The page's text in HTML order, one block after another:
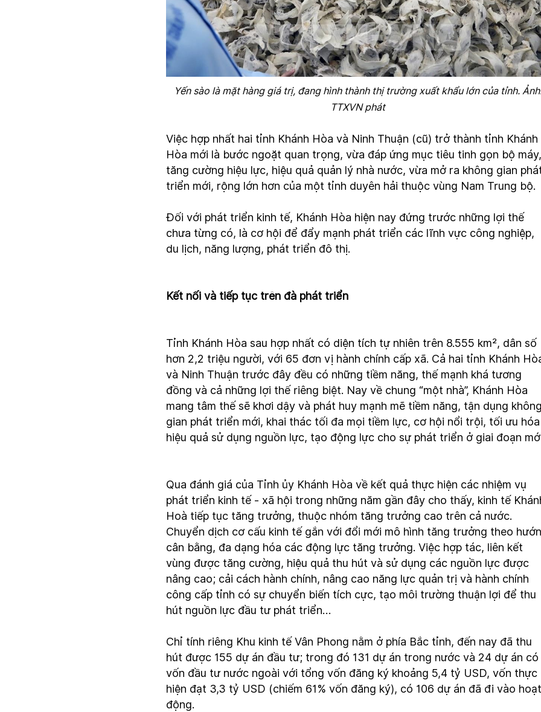
Yến sào là mặt hàng giá trị, đang hình thành thị trường xuất khẩu lớn của tỉnh.
TTXVN phát
Việc hợp nhất hai tỉnh Khánh Hòa và Ninh Thuận (cũ) trở thành tỉnh Khánh
Hòa mới là bước ngoặt quan trọng, vừa đáp ứng mục tiêu tinh gọn bộ máy,
tăng cường hiệu lực, hiệu quả quản lý nhà nước, vừa mở ra không gian
triển mới, rộng lớn hơn của một tỉnh duyên hải thuộc vùng Nam Trung bộ.
Đối với phát triển kinh tế, Khánh Hòa hiện nay đứng trước những lợi thế
chưa từng có, là cơ hội để đẩy mạnh phát triển các lĩnh vực công nghiệp,
du lịch, năng lượng, phát triển đô thị.
Kết nối và tiếp tục trên đà phát triển
Tỉnh Khánh Hòa sau hợp nhất có diện tích tự nhiên trên 8.555 km², dân số
hơn 2,2 triệu người, với 65 đơn vị hành chính cấp xã. Cả hai tỉnh Khánh
và Ninh Thuận trước đây đều có những tiềm năng, thế mạnh khá tương
đồng và cả những lợi thế riêng biệt. Nay về chung “một nhà”, Khánh Hòa
mang tâm thế sẽ khơi dậy và phát huy mạnh mẽ tiềm năng, tận dụng không
gian phát triển mới, khai thác tối đa mọi tiềm lực, cơ hội nổi trội, tối ưu hóa
hiệu quả sử dụng nguồn lực, tạo động lực cho sự phát triển ở giai đoạn
Qua đánh giá của Tỉnh ủy Khánh Hòa về kết quả thực hiện các nhiệm vụ
phát triển kinh tế - xã hội trong những năm gần đây cho thấy, kinh tế
Hoà tiếp tục tăng trưởng, thuộc nhóm tăng trưởng cao trên cả nước.
Chuyển dịch cơ cấu kinh tế gắn với đổi mới mô hình tăng trưởng theo
cân bằng, đa dạng hóa các động lực tăng trưởng. Việc hợp tác, liên kết
vùng được tăng cường, hiệu quả thu hút và sử dụng các nguồn lực được
nâng cao; cải cách hành chính, nâng cao năng lực quản trị và hành chính
công cấp tỉnh có sự chuyển biến tích cực, tạo môi trường thuận lợi để thu
hút nguồn lực đầu tư phát triển…
Chỉ tính riêng Khu kinh tế Vân Phong nằm ở phía Bắc tỉnh, đến nay đã thu
hút được 155 dự án đầu tư; trong đó 131 dự án trong nước và 24 dự án có
vốn đầu tư nước ngoài với tổng vốn đăng ký khoảng 5,4 tỷ USD, vốn thực
hiện đạt 3,3 tỷ USD (chiếm 61% vốn đăng ký), có 106 dự án đã đi vào hoạt
động.